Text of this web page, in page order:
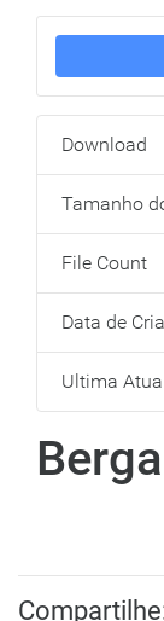
Download
Tamanho
File Count
Data de
Ultima